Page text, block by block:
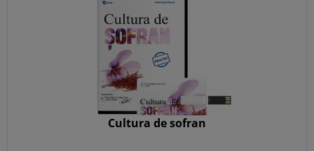
Cultura de sofran